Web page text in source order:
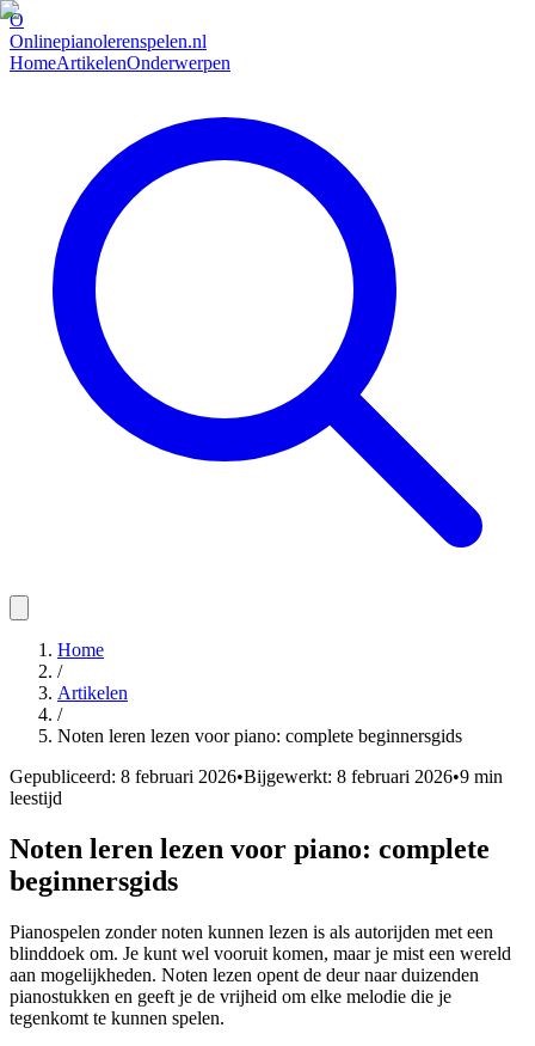
O
Onlinepianolerenspelen.nl
HomeArtikelenOnderwerpen
Home
/
Artikelen
/
Noten leren lezen voor piano: complete beginnersgids
Gepubliceerd: 8 februari 2026•Bijgewerkt: 8 februari 2026•9 min
leestijd
Noten leren lezen voor piano: complete
beginnersgids
Pianospelen zonder noten kunnen lezen is als autorijden met een
blinddoek om. Je kunt wel vooruit komen, maar je mist een wereld
aan mogelijkheden. Noten lezen opent de deur naar duizenden
pianostukken en geeft je de vrijheid om elke melodie die je
tegenkomt te kunnen spelen.